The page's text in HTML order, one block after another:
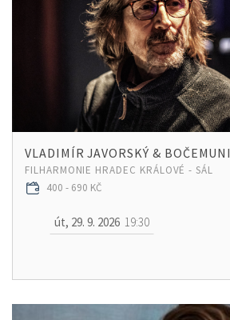
VLADIMÍR JAVORSKÝ & BOČEMUNI
FILHARMONIE HRADEC KRÁLOVÉ - SÁL
400 - 690 KČ
út, 29. 9. 2026 19:30